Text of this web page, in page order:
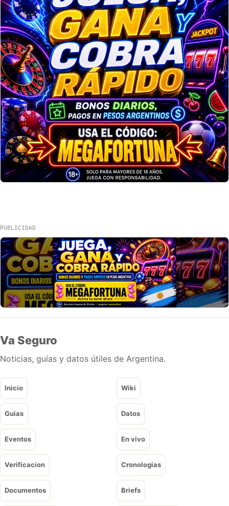
PUBLICIDAD
Va Seguro
Noticias, guías y datos útiles de Argentina.
Inicio Wiki
Guias Datos
Eventos En vivo
Verificacion Cronologias
Documentos Briefs